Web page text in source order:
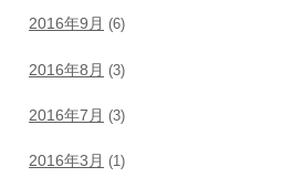
2016年9月 (6)
2016年8月 (3)
2016年7月 (3)
2016年3月 (1)